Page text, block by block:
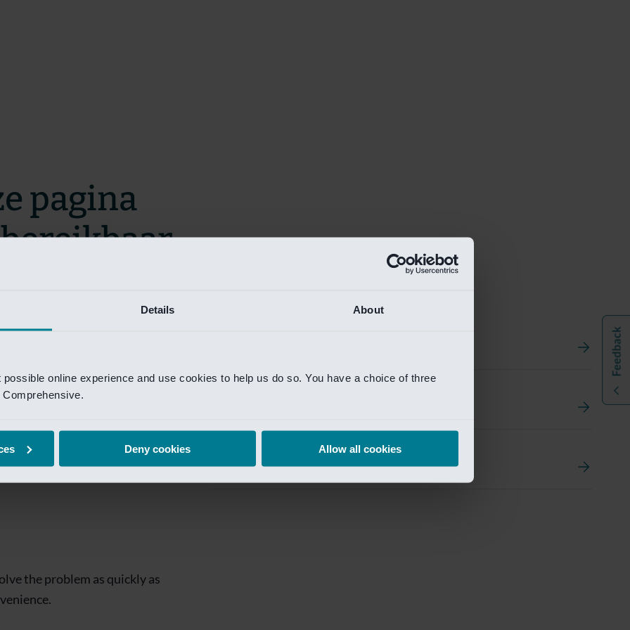
Details About
online experience and use cookies to help us do so. You have a choice of three
Deny cookies Allow all cookies
Van Lanschot Kempen Research
pagina
zo snel mogelijk te verhelpen.
te krijgen.
is
the problem as quickly as